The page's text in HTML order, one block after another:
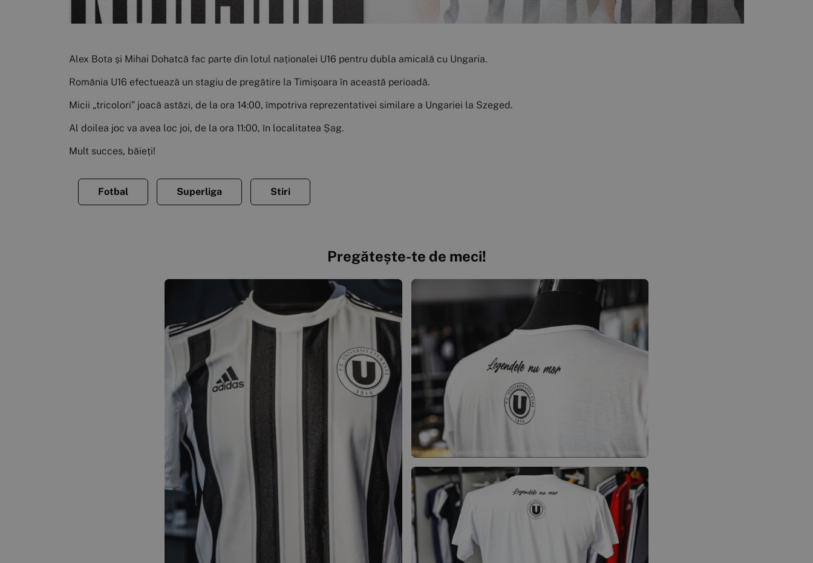
Alex Bota și Mihai Dohatcă fac parte din lotul naționalei U16 pentru dubla amicală cu Ungaria.
România U16 efectuează un stagiu de pregătire la Timișoara în această perioadă.
Micii „tricolori” joacă astăzi, de la ora 14:00, împotriva reprezentativei similare a Ungariei la Szeged.
Al doilea joc va avea loc joi, de la ora 11:00, în localitatea Șag.
Mult succes, băieți!
Fotbal Superliga Stiri
Pregătește-te de meci!